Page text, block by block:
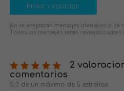
Enviar valoración
No se aceptarán mensajes ofensivos o de
Todos los mensajes serán revisados antes
2
comentarios
5,0 de un máximo de 5 estrellas